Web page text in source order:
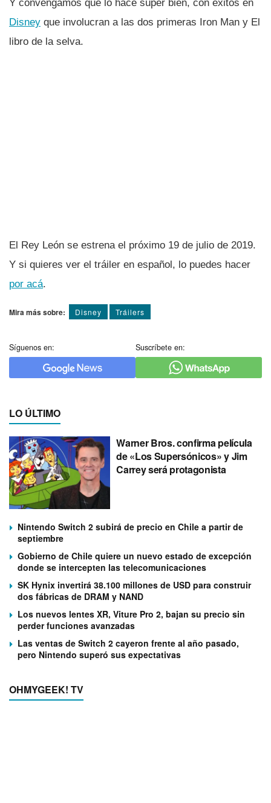
Y convengamos que lo hace súper bien, con éxitos en
Disney que involucran a las dos primeras Iron Man y El
libro de la selva.
El Rey León se estrena el próximo 19 de julio de 2019.
Y si quieres ver el tráiler en español, lo puedes hacer
por acá.
Mira más sobre: Disney Tráilers
Síguenos en: Suscríbete en:
LO ÚLTIMO
Warner Bros. confirma película
de «Los Supersónicos» y Jim
Carrey será protagonista
Nintendo Switch 2 subirá de precio en Chile a partir de
septiembre
Gobierno de Chile quiere un nuevo estado de excepción
donde se intercepten las telecomunicaciones
SK Hynix invertirá 38.100 millones de USD para construir
dos fábricas de DRAM y NAND
Los nuevos lentes XR, Viture Pro 2, bajan su precio sin
perder funciones avanzadas
Las ventas de Switch 2 cayeron frente al año pasado,
pero Nintendo superó sus expectativas
OHMYGEEK! TV